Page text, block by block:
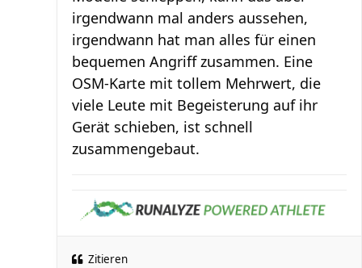
irgendwann mal anders aussehen,
irgendwann hat man alles für einen
bequemen Angriff zusammen. Eine
OSM-Karte mit tollem Mehrwert, die
viele Leute mit Begeisterung auf ihr
Gerät schieben, ist schnell
zusammengebaut.
Zitieren